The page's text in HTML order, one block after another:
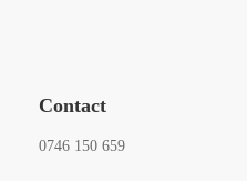
Contact
0746 150 659